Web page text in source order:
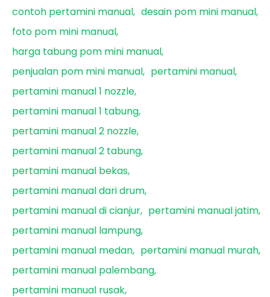
contoh pertamini manual desain pom mini manual
foto pom mini manual
harga tabung pom mini manual
penjualan pom mini manual
pertamini manual
pertamini manual 1 nozzle
pertamini manual 1 tabung
pertamini manual 2 nozzle
pertamini manual 2 tabung
pertamini manual bekas
pertamini manual dari drum
pertamini manual di cianjur
pertamini manual jatim
pertamini manual lampung
pertamini manual medan
pertamini manual murah
pertamini manual palembang
pertamini manual rusak